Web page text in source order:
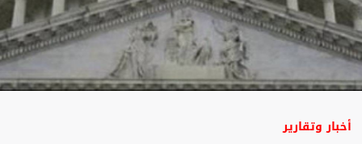
أخبار وتقارير